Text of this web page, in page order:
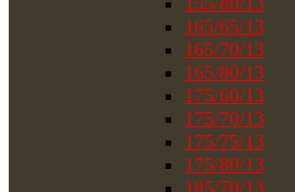
165/65/13
165/70/13
165/80/13
175/60/13
175/70/13
175/75/13
175/80/13
185/70/13